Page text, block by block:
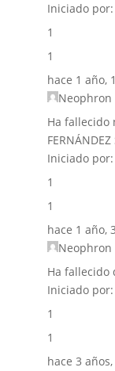
Iniciado por:
1
1
hace 1 año,
Neophron
Ha fallecido
FERNÁNDEZ
Iniciado por:
1
1
hace 1 año,
Neophron
Ha fallecido
Iniciado por:
1
1
hace 3